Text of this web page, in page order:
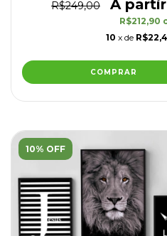
R$249,00
R$212,90
10 x de
COMPRAR
10% OFF